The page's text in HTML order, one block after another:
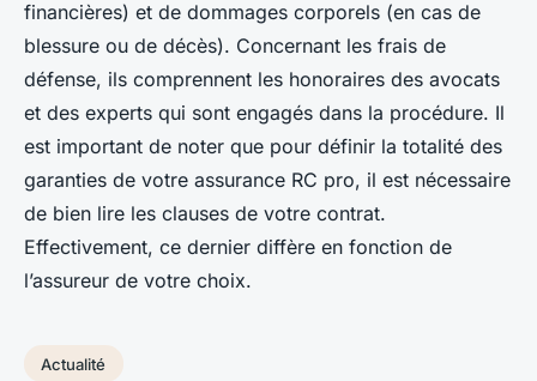
financières) et de dommages corporels (en cas de
blessure ou de décès). Concernant les frais de
défense, ils comprennent les honoraires des avocats
et des experts qui sont engagés dans la procédure. Il
est important de noter que pour définir la totalité des
garanties de votre assurance RC pro, il est nécessaire
de bien lire les clauses de votre contrat.
Effectivement, ce dernier diffère en fonction de
l’assureur de votre choix.
Actualité